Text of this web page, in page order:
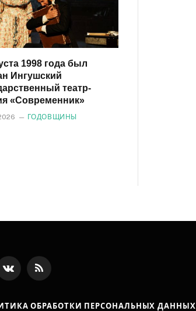
1998 года был
Ингушский
театр-
«Современник»
ГОДОВЩИНЫ
ВКонтактеRSS-
ОБРАБОТКИ ПЕРСОНАЛЬНЫХ ДАННЫХ